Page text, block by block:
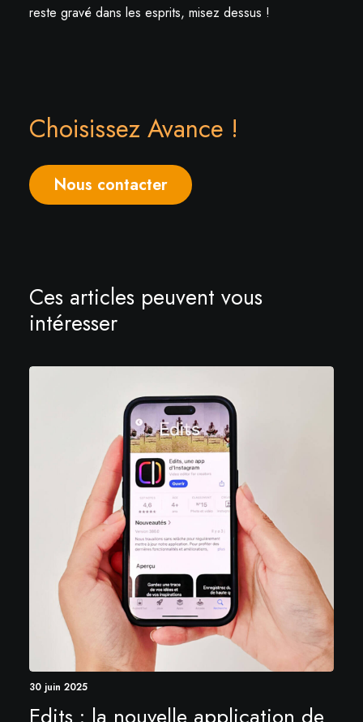
reste gravé dans les esprits, misez dessus !
Choisissez Avance !
Nous contacter
Ces articles peuvent vous
intéresser
30 juin 2025